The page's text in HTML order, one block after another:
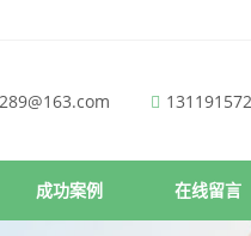
成功案例 在线留言